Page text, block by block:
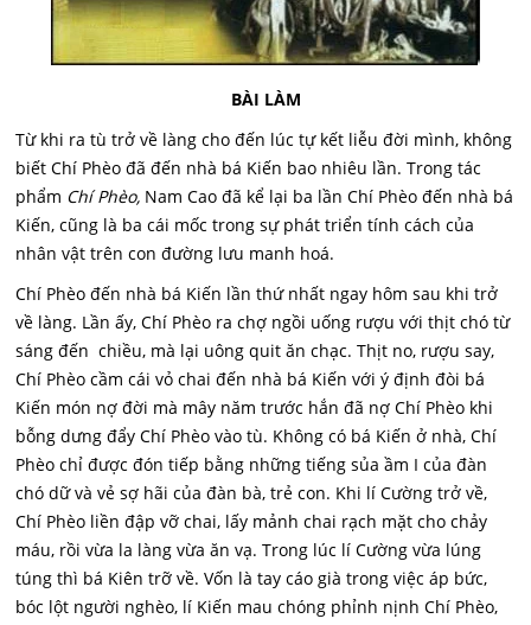
BÀI LÀM
Từ khi ra tù trở về làng cho đến lúc tự kết liễu đời mình, không
biết Chí Phèo đã đến nhà bá Kiến bao nhiêu lần. Trong tác
phẩm Chí Phèo, Nam Cao đã kể lại ba lần Chí Phèo đến nhà bá
Kiến, cũng là ba cái mốc trong sự phát triển tính cách của
nhân vật trên con đường lưu manh hoá.
Chí Phèo đến nhà bá Kiến lần thứ nhất ngay hôm sau khi trở
về làng. Lần ấy, Chí Phèo ra chợ ngồi uống rượu với thịt chó từ
sáng đến chiều, mà lại uông quit ăn chạc. Thịt no, rượu say,
Chí Phèo cầm cái vỏ chai đến nhà bá Kiến với ý định đòi bá
Kiến món nợ đời mà mây năm trước hắn đã nợ Chí Phèo khi
bỗng dưng đẩy Chí Phèo vào tù. Không có bá Kiến ở nhà, Chí
Phèo chỉ được đón tiếp bằng những tiếng sủa ầm I của đàn
chó dữ và vẻ sợ hãi của đàn bà, trẻ con. Khi lí Cường trở về,
Chí Phèo liền đập vỡ chai, lấy mảnh chai rạch mặt cho chảy
máu, rồi vừa la làng vừa ăn vạ. Trong lúc lí Cường vừa lúng
túng thì bá Kiên trỡ về. Vốn là tay cáo già trong việc áp bức,
bóc lột người nghèo, lí Kiến mau chóng phỉnh nịnh Chí Phèo,